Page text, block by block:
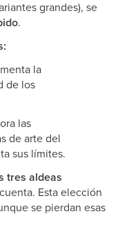
grandes), se
.
la
de los
las
de arte del
sus límites.
tres aldeas
Esta elección
se pierdan esas